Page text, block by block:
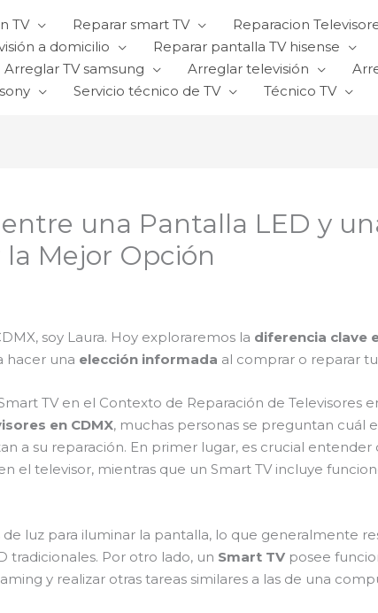
TV Reparar smart TV Reparacion
a domicilio
Reparar pantalla TV hisense
Arreglar TV samsung Arreglar televisión
Servicio técnico de TV Técnico TV
una Pantalla LED y
la Mejor Opción
soy Laura. Hoy exploraremos la diferencia clave
hacer una elección informada al comprar o reparar
TV en el Contexto de Reparación de Televisores
en CDMX, muchas personas se preguntan cuál
a su reparación. En primer lugar, es crucial
el televisor, mientras que un Smart TV incluye
de luz para iluminar la pantalla, lo que generalmente
tradicionales. Por otro lado, un Smart TV posee
y realizar otras tareas similares a las de una